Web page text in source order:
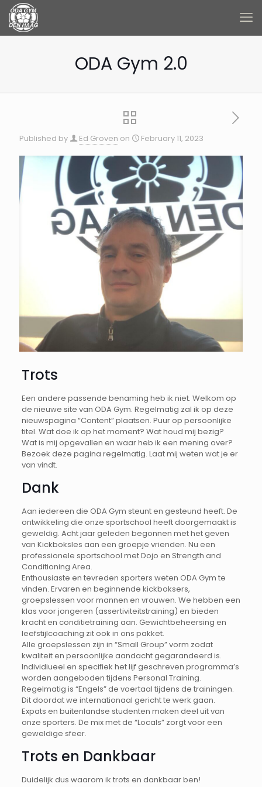
ODA Gym 2.0
Published by Ed Groven on February 11, 2023
Trots
Een andere passende benaming heb ik niet. Welkom op
de nieuwe site van ODA Gym. Regelmatig zal ik op deze
nieuwspagina “Content” plaatsen. Puur op persoonlijke
titel. Wat doe ik op het moment? Wat houd mij bezig?
Wat is mij opgevallen en waar heb ik een mening over?
Bezoek deze pagina regelmatig. Laat mij weten wat je er
van vindt.
Dank
Aan iedereen die ODA Gym steunt en gesteund heeft. De
ontwikkeling die onze sportschool heeft doorgemaakt is
geweldig. Acht jaar geleden begonnen met het geven
van Kickboksles aan een groepje vrienden. Nu een
professionele sportschool met Dojo en Strength and
Conditioning Area.
Enthousiaste en tevreden sporters weten ODA Gym te
vinden. Ervaren en beginnende kickboksers,
groepslessen voor mannen en vrouwen. We hebben een
klas voor jongeren (assertiviteitstraining) en bieden
kracht en conditietraining aan. Gewichtbeheersing en
leefstijlcoaching zit ook in ons pakket.
Alle groepslessen zijn in “Small Group” vorm zodat
kwaliteit en persoonlijke aandacht gegarandeerd is.
Individiueel en specifiek het lijf geschreven programma’s
worden aangeboden tijdens Personal Training.
Regelmatig is “Engels” de voertaal tijdens de trainingen.
Dit doordat we internationaal gericht te werk gaan.
Expats en buitenlandse studenten maken deel uit van
onze sporters. De mix met de “Locals” zorgt voor een
geweldige sfeer.
Trots en Dankbaar
Duidelijk dus waarom ik trots en dankbaar ben!